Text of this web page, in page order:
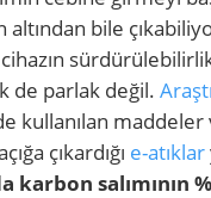
altından bile
de parlak değil.
kullanılan maddeler
çıkardığı e-atıklar
karbon salımının